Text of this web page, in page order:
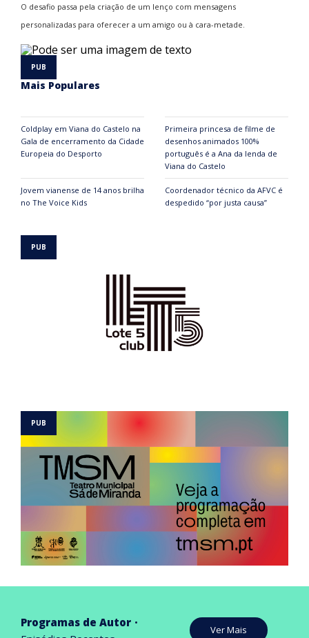
O desafio passa pela criação de um lenço com mensagens
personalizadas para oferecer a um amigo ou à cara-metade.
Mais Populares
Coldplay em Viana do Castelo na
Gala de encerramento da Cidade
Europeia do Desporto
Primeira princesa de filme de
desenhos animados 100%
português é a Ana da lenda de
Viana do Castelo
Jovem vianense de 14 anos brilha
no The Voice Kids
Coordenador técnico da AFVC é
despedido “por justa causa”
Programas de Autor
Ver Mais